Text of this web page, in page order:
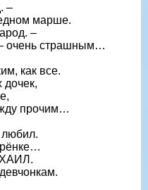
–
марше.
–
очень страшным…
как все.
прочим…
любил.